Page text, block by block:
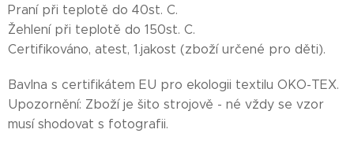
Praní při teplotě do 40st. C.
Žehlení při teplotě do 150st. C.
Certifikováno, atest, 1.jakost (zboží určené pro děti).
Bavlna s certifikátem EU pro ekologii textilu OKO-TEX.
Upozornění: Zboží je šito strojově - né vždy se vzor
musí shodovat s fotografii.